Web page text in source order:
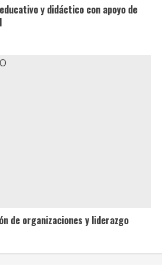
y didáctico con apoyo de
de organizaciones y liderazgo